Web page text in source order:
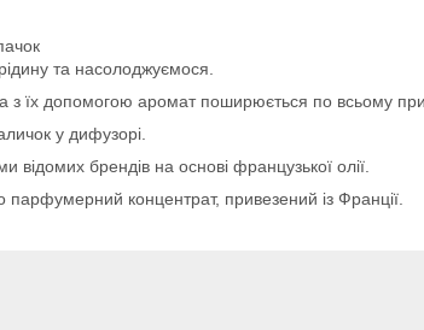
та насолоджуємося.
з їх допомогою аромат поширюється по всьому
у дифузорі.
відомих брендів на основі французької олії.
концентрат, привезений із Франції.